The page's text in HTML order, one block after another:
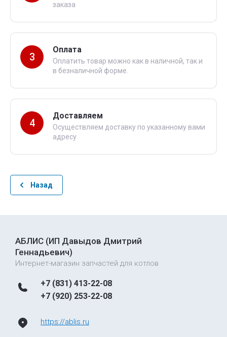
заказа
3
Оплата
Оплатить товар можно как в наличной, так и
в безналичной форме.
4
Доставляем
Осуществляем доставку по указанному вами
адресу
Назад
АБЛИС (ИП Давыдов Дмитрий
Геннадьевич)
Интернет-магазин запчастей для котлов
+7 (831) 413-22-08
+7 (920) 253-22-08
https://ablis.ru